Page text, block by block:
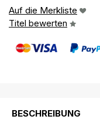
Auf die Merkliste
Titel bewerten
BESCHREIBUNG